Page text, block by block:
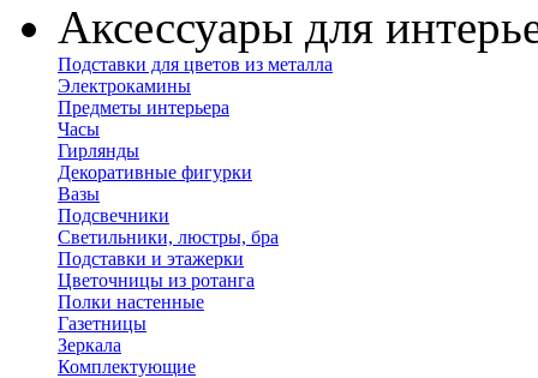
Аксессуары для
Подставки для цветов из металла
Электрокамины
Предметы интерьера
Часы
Гирлянды
Декоративные фигурки
Вазы
Подсвечники
Светильники, люстры, бра
Подставки и этажерки
Цветочницы из ротанга
Полки настенные
Газетницы
Зеркала
Комплектующие